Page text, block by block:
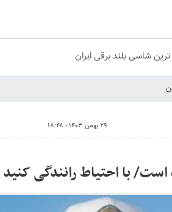
۲۹ بهمن ۱۴۰۳ - ۱۸:۴۸
با احتیاط رانندگی کنید